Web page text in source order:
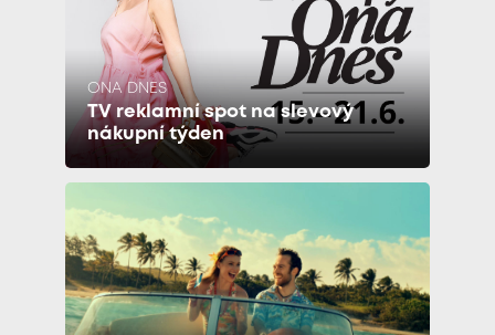
ONA DNES
TV reklamní spot na slevový
nákupní týden